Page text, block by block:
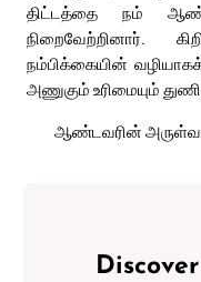
திட்டத்தை நம்
நிறைவேற்றினார்.
நம்பிக்கையின்
அணுகும் உரிமையும்
ஆண்டவரின்